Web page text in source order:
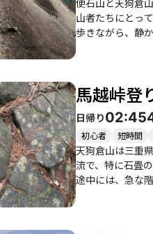
便石山と天狗倉
山者たちにとっては絶景とスリ
歩きながら、静
方もいるため、象の背を歩く際には注意が
トもあり、ここ
は十分な注意が必要です。 このコースは初心者から健脚者まで楽しめる内容ですが、
ることができる
鷲の海の幸を楽しむこ
の楽しさを存分
馬越峠登
日帰り02:45
初心者 短時間
天狗倉山は三重
流で、特に石畳の
途中には、急な